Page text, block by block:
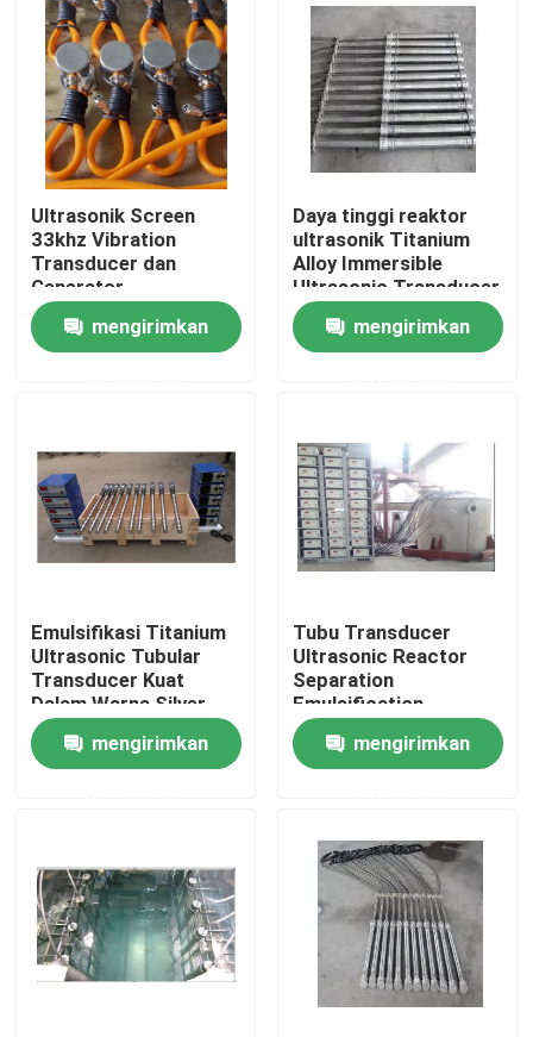
Rumah
Tentang kami
Kontrol kualitas
Hubungi kami
Ultrasonic Transducer pembersihan
Tinggi daya Ultrasonic Transducer
Ultrasonik Screen
33khz Vibration
Transducer dan
Generator
mengirimkan
Daya tinggi reaktor
ultrasonik Titanium
Alloy Immersible
Ultrasonic Transducer
mengirimkan
Emulsifikasi Titanium
Ultrasonic Tubular
Transducer Kuat
Dalam Warna Silver
mengirimkan
Tubu Transducer
Ultrasonic Reactor
Separation
Emulsification
Homogenisasi,
Refining dan
Catalyzing Reaction
mengirimkan